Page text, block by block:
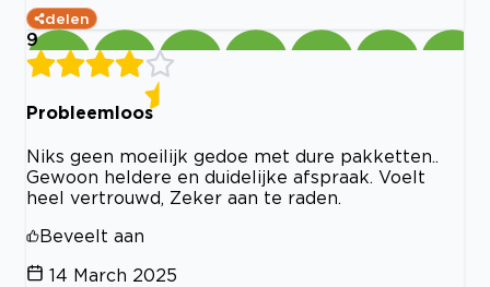
delen
9
Probleemloos
Niks geen moeilijk gedoe met dure pakketten..
Gewoon heldere en duidelijke afspraak. Voelt
heel vertrouwd, Zeker aan te raden.
Beveelt aan
14 March 2025